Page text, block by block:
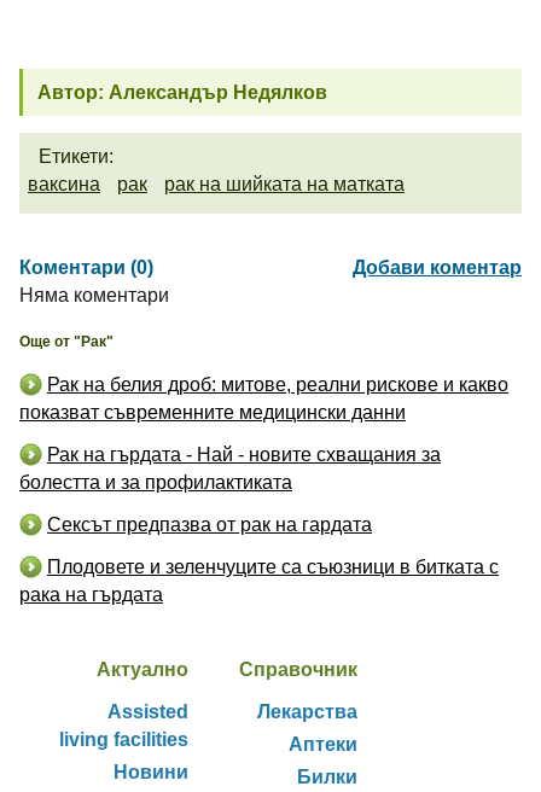
Автор: Александър Недялков
Етикети:
ваксина
рак рак на шийката на матката
Коментари (0)
Добави коментар
Няма коментари
Още от "Рак"
Рак на белия дроб: митове, реални рискове и какво
показват съвременните медицински данни
Рак на гърдата - Най - новите схващания за
болестта и за профилактиката
Сексът предпазва от рак на гардата
Плодовете и зеленчуците са съюзници в битката с
рака на гърдата
Актуално
Assisted
living facilities
Новини
Справочник
Лекарства
Аптеки
Билки